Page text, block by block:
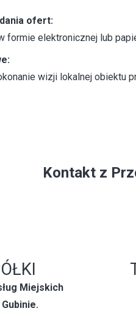
ofert:
formie elektronicznej lub
wizji lokalnej obiektu
Kontakt z
Miejskich